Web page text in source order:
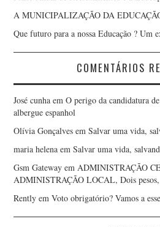
A MUNICIPALIZAÇÃO DA
Que futuro para a nossa Educação ? Um
COMENTÁRIOS
José cunha emO perigo da candidatura
albergue espanhol
Olívia Gonçalves emSalvar uma vida,
maria helena emSalvar uma vida,
Gsm Gateway em ADMINISTRAÇÃO
ADMINISTRAÇÃO LOCAL, Dois pesos,
Rently emVoto obrigatório? Vamos a